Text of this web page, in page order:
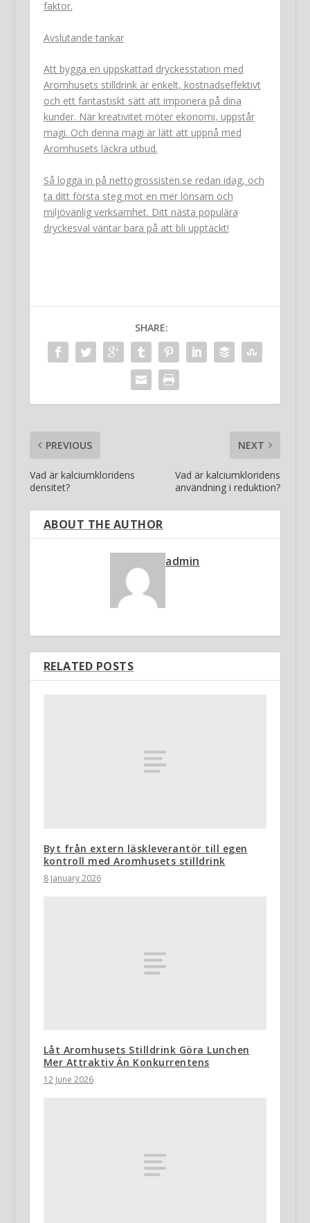
faktor.
Avslutande tankar
Att bygga en uppskattad dryckesstation med
Aromhusets stilldrink är enkelt, kostnadseffektivt
och ett fantastiskt sätt att imponera på dina
kunder. När kreativitet möter ekonomi, uppstår
magi. Och denna magi är lätt att uppnå med
Aromhusets läckra utbud.
Så logga in på nettogrossisten.se redan idag, och
ta ditt första steg mot en mer lönsam och
miljövänlig verksamhet. Ditt nästa populära
dryckesval väntar bara på att bli upptäckt!
SHARE:
PREVIOUS
Vad är kalciumkloridens
densitet?
NEXT
Vad är kalciumkloridens
användning i reduktion?
ABOUT THE AUTHOR
admin
RELATED POSTS
Byt från extern läskleverantör till egen
kontroll med Aromhusets stilldrink
8 January 2026
Låt Aromhusets Stilldrink Göra Lunchen
Mer Attraktiv Än Konkurrentens
12 June 2026